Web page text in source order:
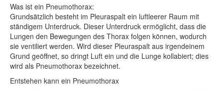
Was ist ein Pneumothorax:
Grundsätzlich besteht im Pleuraspalt ein luftleerer Raum mit
ständigem Unterdruck. Dieser Unterdruck ermöglicht, dass die
Lungen den Bewegungen des Thorax folgen können, wodurch
sie ventiliert werden. Wird dieser Pleuraspalt aus irgendeinem
Grund geöffnet, so dringt Luft ein und die Lunge kollabiert; dies
wird als Pneumothorax bezeichnet.
Entstehen kann ein Pneumothorax